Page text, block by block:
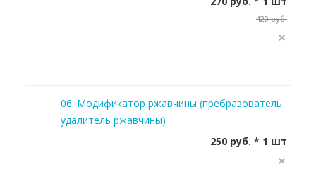
420 руб.
06. Модификатор ржавчины (пребразователь
удалитель ржавчины)
250 руб. * 1 шт